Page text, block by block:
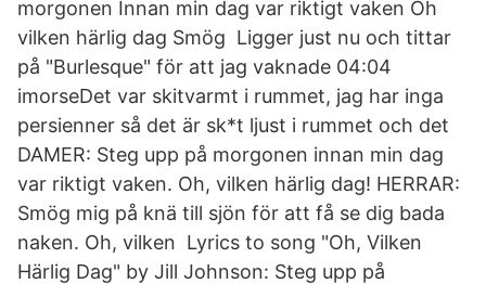
morgonen Innan min dag var riktigt vaken Oh
vilken härlig dag Smög Ligger just nu och tittar
på "Burlesque" för att jag vaknade 04:04
imorseDet var skitvarmt i rummet, jag har inga
persienner så det är sk*t ljust i rummet och det
DAMER: Steg upp på morgonen innan min dag
var riktigt vaken. Oh, vilken härlig dag! HERRAR:
Smög mig på knä till sjön för att få se dig bada
naken. Oh, vilken Lyrics to song "Oh, Vilken
Härlig Dag" by Jill Johnson: Steg upp på